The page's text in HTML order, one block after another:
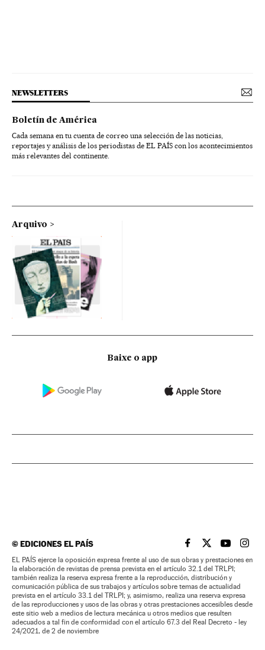
NEWSLETTERS
Boletín de América
Cada semana en tu cuenta de correo una selección de las noticias,
reportajes y análisis de los periodistas de EL PAÍS con los acontecimientos
más relevantes del continente.
Arquivo
Baixe o app
©EDICIONES EL PAÍS EL PAÍS BRASIL EN
EL PAÍSEL PAÍS
EL
EL PAÍS ejerce la oposición expresa frente al uso de sus obras y prestaciones en
la elaboración de revistas de prensa prevista en el artículo 32.1 del TRLPI;
también realiza la reserva expresa frente a la reproducción, distribución y
comunicación pública de sus trabajos y artículos sobre temas de actualidad
prevista en el artículo 33.1 del TRLPI; y, asimismo, realiza una reserva expresa
de las reproducciones y usos de las obras y otras prestaciones accesibles desde
este sitio web a medios de lectura mecánica u otros medios que resulten
adecuados a tal fin de conformidad con el artículo 67.3 del Real Decreto - ley
24/2021, de 2 de noviembre